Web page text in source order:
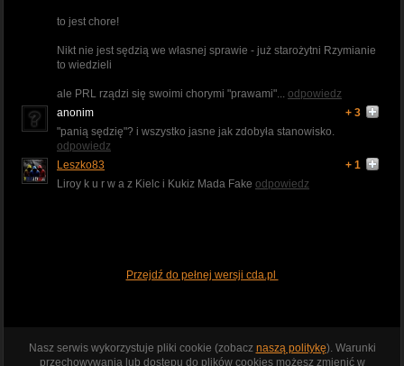
to jest chore!
Nikt nie jest sędzią we własnej sprawie - już starożytni Rzymianie
to wiedzieli
ale PRL rządzi się swoimi chorymi "prawami"... odpowiedz
anonim
+ 3
"panią sędzię"? i wszystko jasne jak zdobyła stanowisko.
odpowiedz
Leszko83
+ 1
Liroy k u r w a z Kielc i Kukiz Mada Fake odpowiedz
Przejdź do pełnej wersji cda.pl
Nasz serwis wykorzystuje pliki cookie (zobacz naszą politykę). Warunki
przechowywania lub dostępu do plików cookies możesz zmienić w